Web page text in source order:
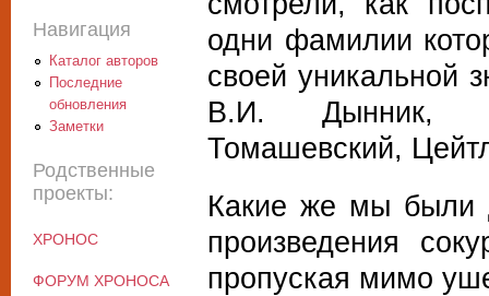
одни фамилии
своей уникальной
В.И. Дынник,
Томашевский,
Какие же мы были
произведения
пропуская мимо
Навигация
Каталог авторов
Последние
обновления
Заметки
Родственные
проекты:
ХРОНОС
ФОРУМ ХРОНОСА